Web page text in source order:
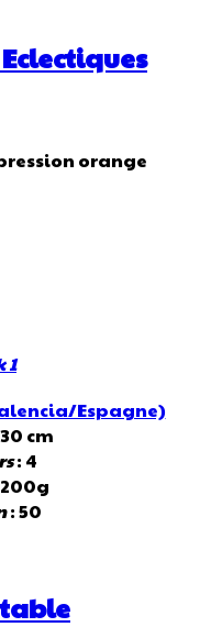
orange
Espagne)
cm
: 4
: 50